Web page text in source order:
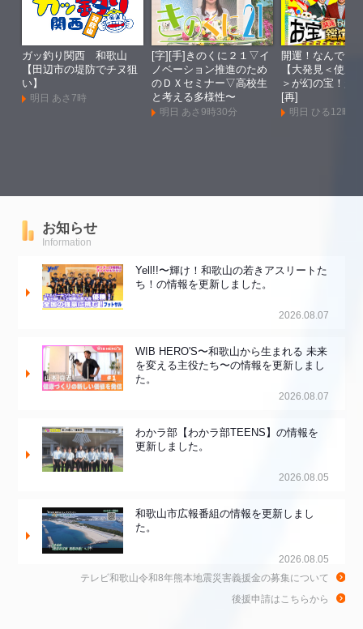
ガッ釣り関西 和歌山
【田辺市の堤防でチヌ狙
い】
明日 あさ7時
[字][手]きのくに２１▽イ
ノベーション推進のため
のＤＸセミナー▽高校生
と考える多様性〜
明日 あさ9時30分
開運！なんで
【大発見＜使用
＞が幻の宝！超
[再]
明日 ひる12時
お知らせ
Information
Yell!!〜輝け！和歌山の若きアスリートた
ち！の情報を更新しました。
2026.08.07
WIB HERO'S〜和歌山から生まれる 未来
を変える主役たち〜の情報を更新しまし
た。
2026.08.07
わかラ部【わかラ部TEENS】の情報を
更新しました。
2026.08.05
和歌山市広報番組の情報を更新しまし
た。
2026.08.05
和歌山de乾杯！の情報を更新しました。
テレビ和歌山令和8年熊本地震災害義援金の募集について
後援申請はこちらから